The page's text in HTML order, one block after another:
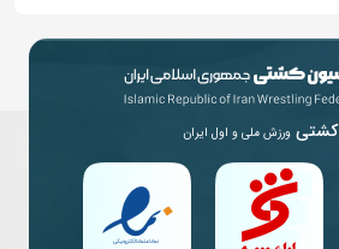
کشتی ورزش ملی و اول ایران